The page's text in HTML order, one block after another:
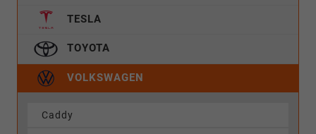
TESLA
TOYOTA
VOLKSWAGEN
Caddy